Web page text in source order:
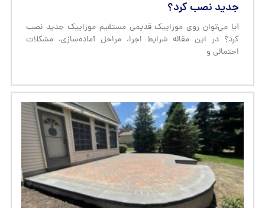
جدید نصب کرد؟
آیا می‌توان روی موزاییک قدیمی مستقیم موزاییک جدید نصب
کرد؟ در این مقاله شرایط اجرا، مراحل آماده‌سازی، مشکلات
احتمالی و